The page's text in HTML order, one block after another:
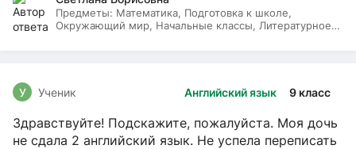
Предметы: Математика, Подготовка к школе,
Окружающий мир, Начальные классы, Литературное
Английский язык 9 класс
У Ученик
Здравствуйте! Подскажите, пожалуйста. Моя дочь
не сдала 2 английский язык. Не успела переписать